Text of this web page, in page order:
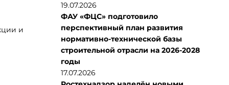
и
19.07.2026
ФАУ «ФЦС» подготовило
перспективный план развития
нормативно-технической базы
строительной отрасли на 2026-2028
годы
17.07.2026